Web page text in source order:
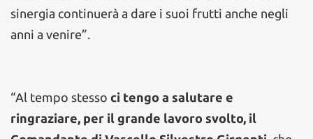
sinergia continuerà a dare i suoi frutti anche negli
anni a venire”.
“Al tempo stesso ci tengo a salutare e
ringraziare, per il grande lavoro svolto, il